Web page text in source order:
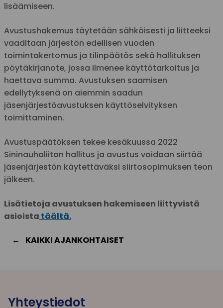
lisäämiseen.
Avustushakemus täytetään sähköisesti ja liitteeksi
vaaditaan järjestön edellisen vuoden
toimintakertomus ja tilinpäätös sekä hallituksen
pöytäkirjanote, jossa ilmenee käyttötarkoitus ja
haettava summa. Avustuksen saamisen
edellytyksenä on aiemmin saadun
jäsenjärjestöavustuksen käyttöselvityksen
toimittaminen.
Avustuspäätöksen tekee kesäkuussa 2022
Sininauhaliiton hallitus ja avustus voidaan siirtää
jäsenjärjestön käytettäväksi siirtosopimuksen teon
jälkeen.
Lisätietoja avustuksen hakemiseen liittyvistä
asioista täältä.
KAIKKI AJANKOHTAISET
Yhteystiedot